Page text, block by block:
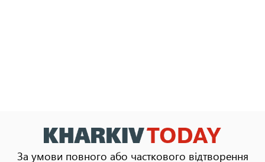
За умови повного або часткового відтворення